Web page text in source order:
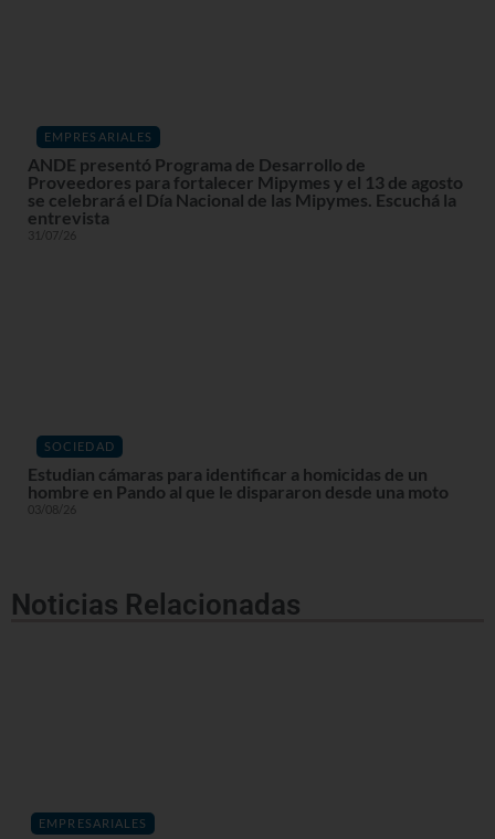
EMPRESARIALES
ANDE presentó Programa de Desarrollo de
Proveedores para fortalecer Mipymes y el 13 de agosto
se celebrará el Día Nacional de las Mipymes. Escuchá la
entrevista
31/07/26
SOCIEDAD
Estudian cámaras para identificar a homicidas de un
hombre en Pando al que le dispararon desde una moto
03/08/26
Noticias Relacionadas
EMPRESARIALES